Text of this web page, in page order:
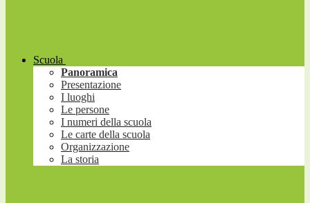
Scuola
Panoramica
Presentazione
I luoghi
Le persone
I numeri della scuola
Le carte della scuola
Organizzazione
La storia